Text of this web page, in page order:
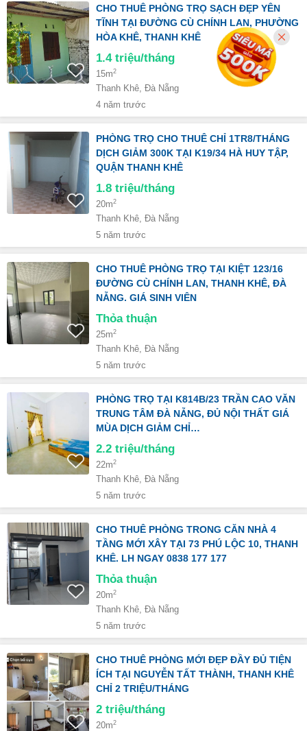
CHO THUÊ PHÒNG TRỌ SẠCH ĐẸP YÊN
TĨNH TẠI ĐƯỜNG CÙ CHÍNH LAN, PHƯỜNG
HÒA KHÊ, THANH KHÊ
1.4 triệu/tháng
15m2
Thanh Khê, Đà Nẵng
4 năm trước
PHÒNG TRỌ CHO THUÊ CHỈ 1TR8/THÁNG
DỊCH GIẢM 300K TẠI K19/34 HÀ HUY TẬP,
QUẬN THANH KHÊ
1.8 triệu/tháng
20m2
Thanh Khê, Đà Nẵng
5 năm trước
CHO THUÊ PHÒNG TRỌ TẠI KIỆT 123/16
ĐƯỜNG CÙ CHÍNH LAN, THANH KHÊ, ĐÀ
NẴNG. GIÁ SINH VIÊN
Thỏa thuận
25m2
Thanh Khê, Đà Nẵng
5 năm trước
PHÒNG TRỌ TẠI K814B/23 TRẦN CAO VĂN
TRUNG TÂM ĐÀ NẴNG, ĐỦ NỘI THẤT GIÁ
MÙA DỊCH GIẢM CHỈ…
2.2 triệu/tháng
22m2
Thanh Khê, Đà Nẵng
5 năm trước
CHO THUÊ PHÒNG TRONG CĂN NHÀ 4
TẦNG MỚI XÂY TẠI 73 PHÚ LỘC 10, THANH
KHÊ. LH NGAY 0838 177 177
Thỏa thuận
20m2
Thanh Khê, Đà Nẵng
5 năm trước
CHO THUÊ PHÒNG MỚI ĐẸP ĐẦY ĐỦ TIỆN
ÍCH TẠI NGUYỄN TẤT THÀNH, THANH KHÊ
CHỈ 2 TRIỆU/THÁNG
2 triệu/tháng
20m2